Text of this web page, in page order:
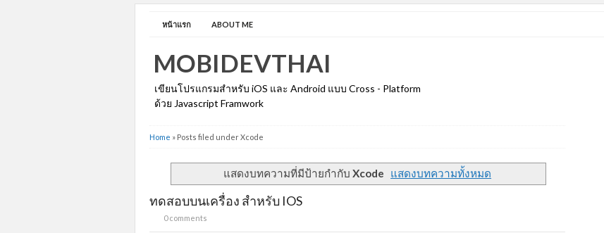
หน้าแรก ABOUT ME
MOBIDEVTHAI
เขียนโปรแกรมสำหรับ iOS และ Android แบบ Cross - Platform
ด้วย Javascript Framwork
Home » Posts filed under Xcode
แสดงบทความที่มีป้ายกำกับ Xcode แสดงบทความทั้งหมด
ทดสอบบนเครื่อง สำหรับ IOS
0 comments